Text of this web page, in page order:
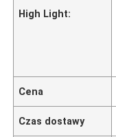
High Light:
Cena
Czas dostawy